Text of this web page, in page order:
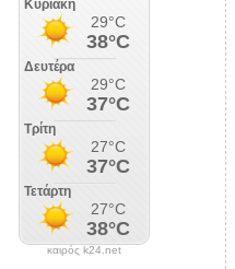
καιρός k24.net